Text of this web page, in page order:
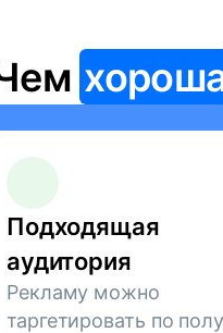
Подходящая
аудитория
Рекламу можно
таргетировать по